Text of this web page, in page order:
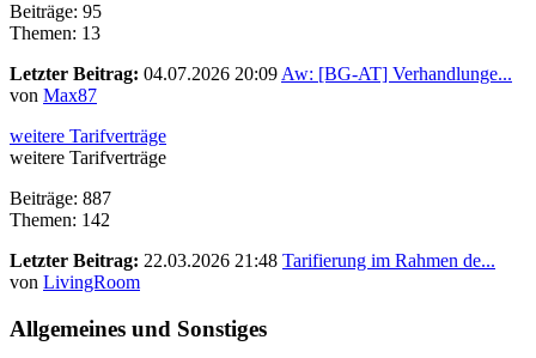
Beiträge: 95
Themen: 13
Letzter Beitrag: 04.07.2026 20:09 Aw: [BG-AT] Verhandlunge...
von Max87
weitere Tarifverträge
weitere Tarifverträge
Beiträge: 887
Themen: 142
Letzter Beitrag: 22.03.2026 21:48 Tarifierung im Rahmen de...
von LivingRoom
Allgemeines und Sonstiges